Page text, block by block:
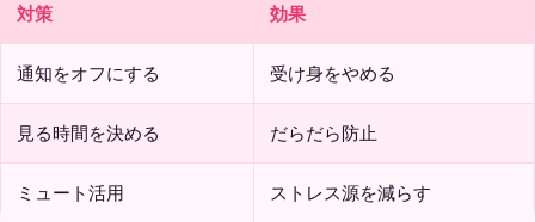
対策 効果
通知をオフにする 受け身をやめる
見る時間を決める だらだら防止
ミュート活用 ストレス源を減らす